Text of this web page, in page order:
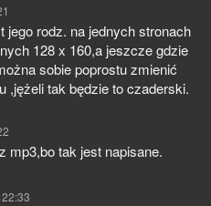
jego rodz. na jednych stronach
128 x 160,a jeszcze gdzie
sobie poprostu zmienić
,jężeli tak będzie to czaderski.
mp3,bo tak jest napisane.